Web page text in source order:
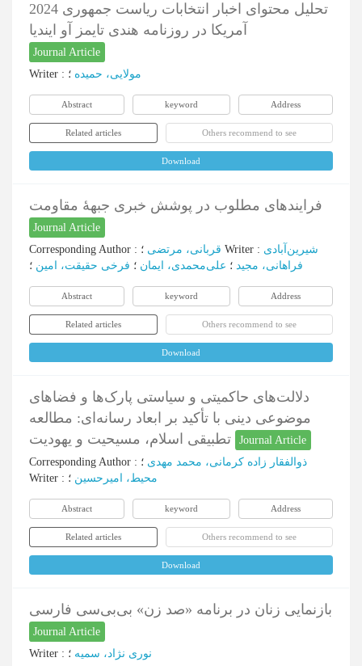
تحلیل محتوای اخبار انتخابات ریاست جمهوری 2024
آمریکا در روزنامه هندی تایمز آو ایندیا
Journal Article
Writer : مولایی، حمیده ؛
Abstract keyword Address
Related articles Others recommend to see
Download
فرایندهای مطلوب در پوشش خبری جبهۀ مقاومت
Journal Article
Corresponding Author : قربانی، مرتضی Writer : شیرین‌آبادی
فراهانی، مجید ؛ علی‌محمدی، ایمان ؛ فرخی حقیقت، امین ؛
Abstract keyword Address
Related articles Others recommend to see
Download
دلالت‌های حاکمیتی و سیاستی پارک‌ها و فضاهای
موضوعی دینی با تأکید بر ابعاد رسانه‌ای: مطالعه
Journal Article
Corresponding Author : ذوالفقار زاده کرمانی، محمد مهدی ؛
Writer : محیط، امیرحسین ؛
Abstract keyword Address
Related articles Others recommend to see
Download
بازنمایی زنان در برنامه «صد زن» بی‌بی‌سی فارسی
Journal Article
Writer : نوری نژاد، سمیه ؛